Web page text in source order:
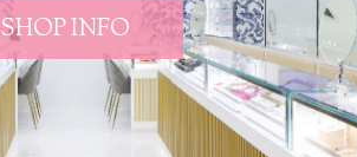
SHOP INFO